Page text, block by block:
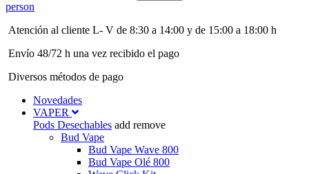
person
Atención al cliente L- V de 8:30 a 14:00 y de 15:00 a 18:00 h
Envío 48/72 h una vez recibido el pago
Diversos métodos de pago
Novedades
VAPER
Pods Desechables add remove
Bud Vape
Bud Vape Wave 800
Bud Vape Olé 800